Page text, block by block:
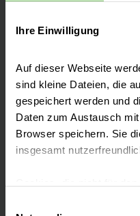
Ihre Einwilligung
Auf dieser Webseite
sind kleine Dateien, die
gespeichert werden und
Daten zum Austausch
Browser speichern. Sie
insgesamt
Unsere Zentren